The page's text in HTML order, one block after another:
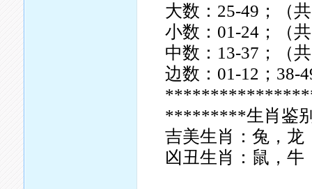
大数：25-49；（
小数：01-24；（
中数：13-37；（
边数：01-12；38-
*********生肖鉴
吉美生肖：兔，龙
凶丑生肖：鼠，牛